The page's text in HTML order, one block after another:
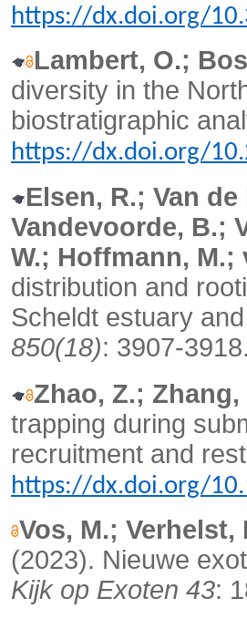
https://dx.doi.org/
Lambert, O.;
diversity in the
biostratigraphic
https://dx.doi.org/
Elsen, R.; Van
Vandevoorde, B.;
W.; Hoffmann, M.;
distribution and
Scheldt estuary
850(18): 3907-3918.
Zhao, Z.;
trapping during
recruitment and
https://dx.doi.org/
Vos, M.;
(2023). Nieuwe
Kijk op Exoten 43: